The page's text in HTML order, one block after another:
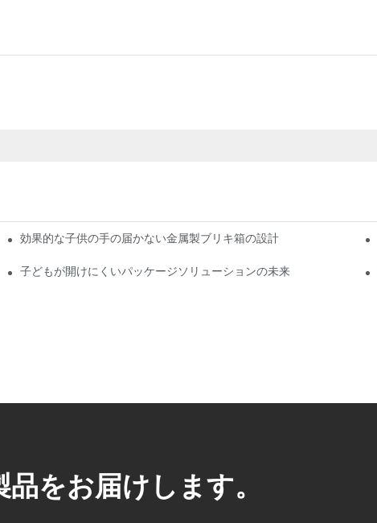
効果的な子供の手の届かない金属製ブリキ箱の設計
子どもが開けにくいパッケージソリューションの未来
をお届けします。